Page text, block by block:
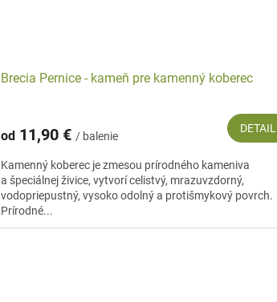
Brecia Pernice - kameň pre kamenný koberec
od 11,90 €/ balenie
DETAIL
Kamenný koberec je zmesou prírodného kameniva
a špeciálnej živice, vytvorí celistvý, mrazuvzdorný,
vodopriepustný, vysoko odolný a protišmykový povrch.
Prírodné...